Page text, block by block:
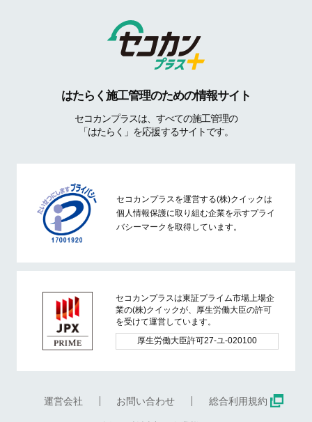
はたらく施工管理のための情報サイト
セコカンプラスは、すべての施工管理の
「はたらく」を応援するサイトです。
セコカンプラスを運営する(株)クイックは
個人情報保護に取り組む企業を示すプライ
バシーマークを取得しています。
セコカンプラスは東証プライム市場上場企
業の(株)クイックが、厚生労働大臣の許可
を受けて運営しています。
厚生労働大臣許可27-ユ-020100
運営会社 お問い合わせ 総合利用規約